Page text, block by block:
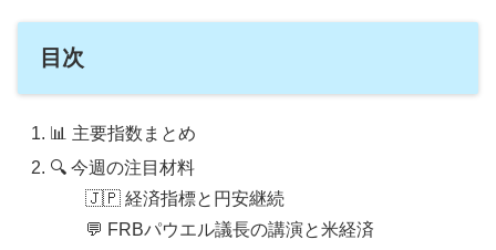
目次
📊 主要指数まとめ
🔍 今週の注目材料
🇯🇵 経済指標と円安継続
💬 FRBパウエル議長の講演と米経済